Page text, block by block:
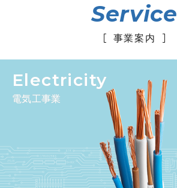
Service
事業案内
Electricity
電気工事業